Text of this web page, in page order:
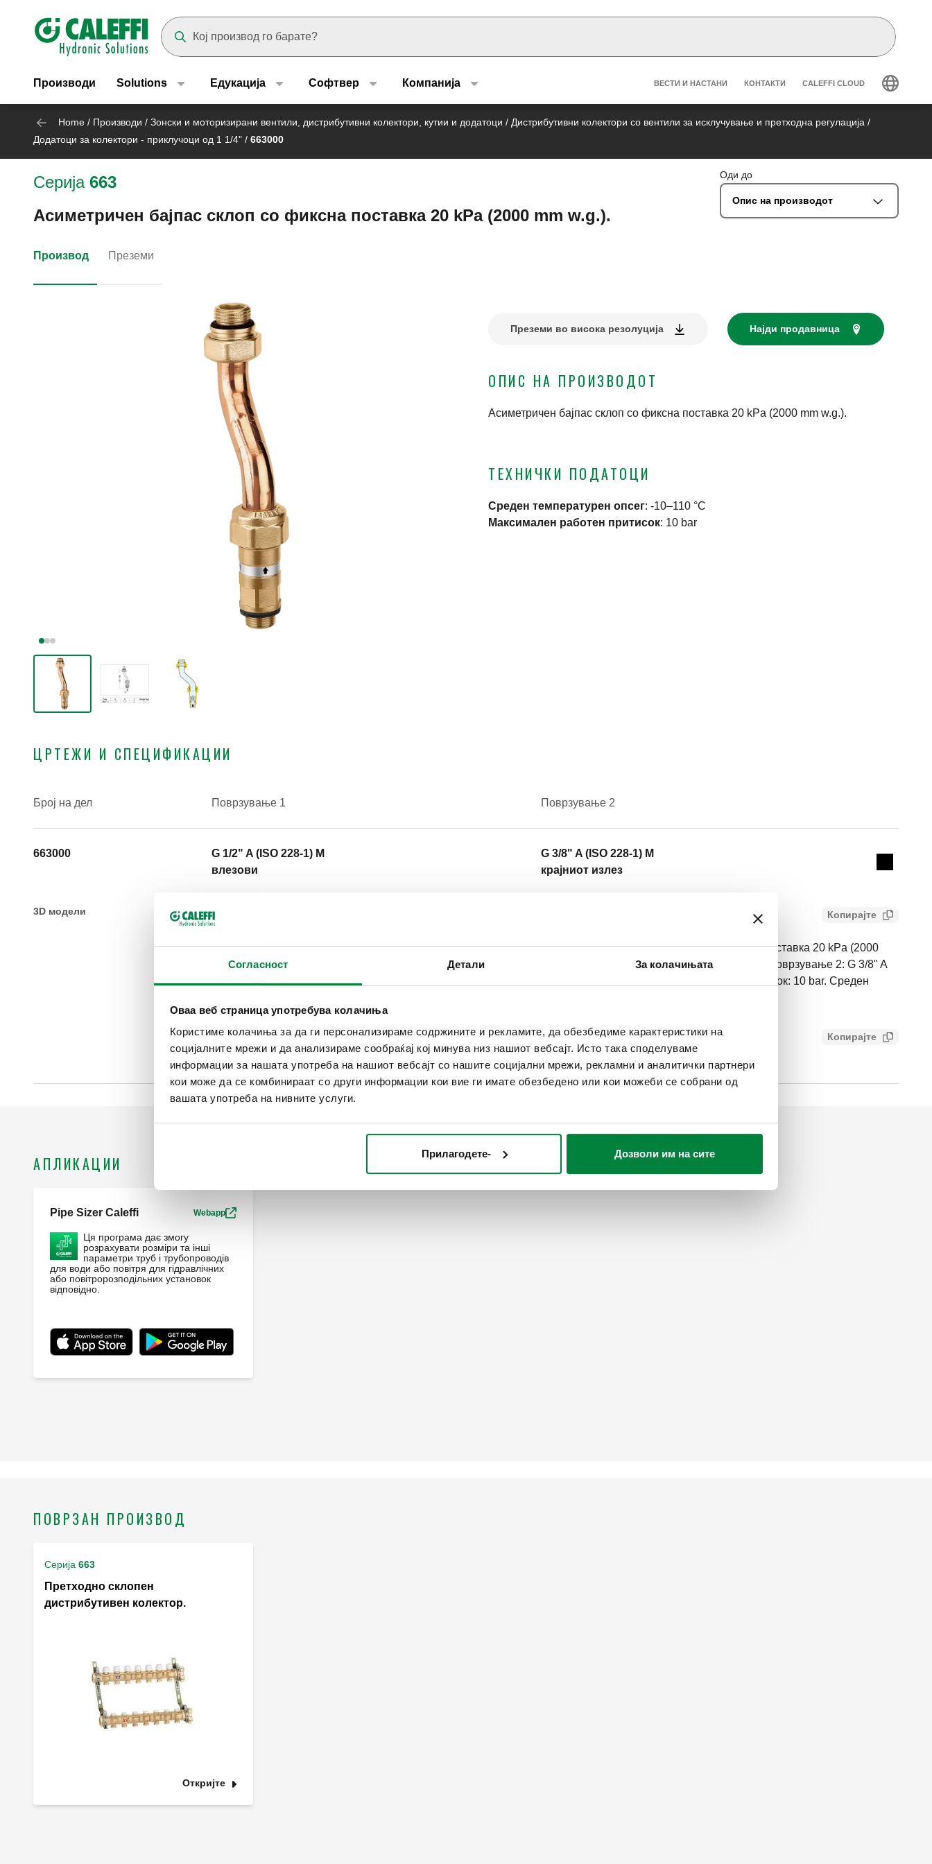
Согласност Детали За колачињата
Оваа веб страница употребува колачиња
Користиме колачиња за да ги персонализираме содржините и рекламите, да обезбедиме карактеристики на
социјалните мрежи и да анализираме сообраќај кој минува низ нашиот вебсајт. Исто така споделуваме
информации за нашата употреба на нашиот вебсајт со нашите социјални мрежи, рекламни и аналитички партнери
кои може да се комбинираат со други информации кои вие ги имате обезбедено или кои можеби се собрани од
вашата употреба на нивните услуги.
Прилагодете- Дозволи им на сите
Header main navigation
Производи Solutions Едукација Софтвер Компанија Header secondary navigation
ВЕСТИ И НАСТАНИ КОНТАКТИ CALEFFI CLOUD
Home / Производи / Зонски и моторизирани вентили, дистрибутивни колектори, кутии и додатоци / Дистрибутивни колектори со вентили за исклучување и претходна регулација /
Додатоци за колектори - приклучоци од 1 1/4" / 663000
Серија 663
Асиметричен бајпас склоп со фиксна поставка 20 kPa (2000 mm w.g.).
Оди до
Опис на производот
Производ Преземи
Преземи во висока резолуција Најди продавница
ОПИС НА ПРОИЗВОДОТ
Асиметричен бајпас склоп со фиксна поставка 20 kPa (2000 mm w.g.).
ТЕХНИЧКИ ПОДАТОЦИ
Среден температурен опсег: -10–110 °C
Максимален работен притисок: 10 bar
ЦРТЕЖИ И СПЕЦИФИКАЦИИ
Број на дел Поврзување 1
Поврзување 2
663000
G 1/2" A (ISO 228-1) M
влезови
G 3/8" A (ISO 228-1) M
крајниот излез
Collapse
3D модели Копирајте
CALEFFI, 663000. Асиметричен бајпас склоп со фиксна поставка 20 kPa (2000
mm w.g.). Поврзување 1: G 1/2" A (ISO 228-1) M, влезови. Поврзување 2: G 3/8" A
(ISO 228-1) M, крајниот излез. Максимален работен притисок: 10 bar. Среден
SCIP code
0e3a44e7-8f76-4cef-8c44-271a72114e3b
Копирајте
АПЛИКАЦИИ
Pipe Sizer Caleffi Webapp
Ця програма дає змогу
розрахувати розміри та інші
параметри труб і трубопроводів
для води або повітря для гідравлічних
або повітророзподільних установок
відповідно.
ПОВРЗАН ПРОИЗВОД
Серија 663
Претходно склопен
дистрибутивен колектор.
Откријте